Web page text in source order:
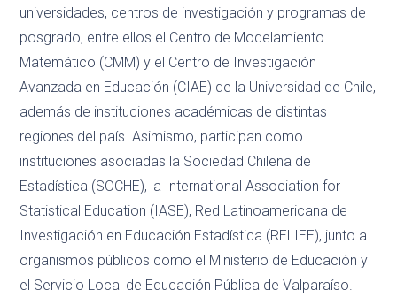
universidades, centros de investigación y programas de
posgrado, entre ellos el Centro de Modelamiento
Matemático (CMM) y el Centro de Investigación
Avanzada en Educación (CIAE) de la Universidad de Chile,
además de instituciones académicas de distintas
regiones del país. Asimismo, participan como
instituciones asociadas la Sociedad Chilena de
Estadística (SOCHE), la International Association for
Statistical Education (IASE), Red Latinoamericana de
Investigación en Educación Estadística (RELIEE), junto a
organismos públicos como el Ministerio de Educación y
el Servicio Local de Educación Pública de Valparaíso.